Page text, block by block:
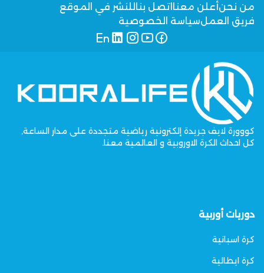
من نحنأعلن معنا اتصل بنا للنشر في الموقع
فريق العملسياسة الخصوصية
كووورة لايف جريدة إلكترونية رياضية متجددة على مدار الساعة,
كل احداث الكرة الاوروبية و العالمية معنا.
دوريات أوربية
كرة اسبانية
كرة ايطالية